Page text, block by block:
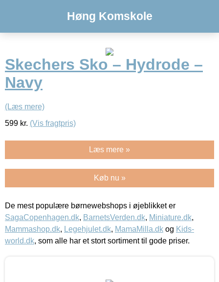
Høng Komskole
Skechers Sko – Hydrode –
Navy
(Læs mere)
599 kr. (Vis fragtpris)
Læs mere »
Køb nu »
De mest populære børnewebshops i øjeblikket er
SagaCopenhagen.dk, BarnetsVerden.dk, Miniature.dk,
Mammashop.dk, Legehjulet.dk, MamaMilla.dk og Kids-
world.dk, som alle har et stort sortiment til gode priser.